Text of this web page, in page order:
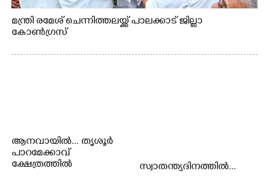
മന്ത്രി രമേശ് ചെന്നിത്തലയ്ക്ക് പാലക്കാട് ജില്ലാ
കോൺഗ്രസ്
ആനവായിൽ... തൃശൂർ
പാറമേക്കാവ്
ക്ഷേത്രത്തിൽ
സ്വാതന്ത്യദിനത്തിൽ...